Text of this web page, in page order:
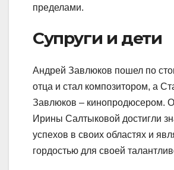
пределами.
Супруги и дети
Андрей Завлюков пошел по
отца и стал композитором, а
Завлюков – кинопродюсером.
Ирины Салтыковой достигли
успехов в своих областях и
гордостью для своей